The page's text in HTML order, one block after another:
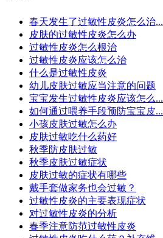
春天发生了过敏性皮炎怎么治...
皮肤的过敏性皮炎怎么办
过敏性皮炎怎么根治
过敏性皮炎应该怎么治
什么是过敏性皮炎
幼儿皮肤过敏应当注意的问题
宝宝发生过敏性皮炎应该怎么...
如何通过喂养手段预防宝宝皮...
小孩皮肤过敏怎么办
皮肤过敏吃什么药好
秋季防皮肤过敏
秋季皮肤过敏症状
皮肤过敏的症状有哪些
戴手套做家务也会过敏？
过敏性皮炎的主要表现症状
对过敏性皮炎的分析
春季注意防范过敏性皮炎